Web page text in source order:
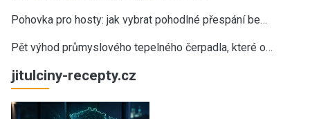
Pohovka pro hosty: jak vybrat pohodlné přespání be…
Pět výhod průmyslového tepelného čerpadla, které o…
jitulciny-recepty.cz